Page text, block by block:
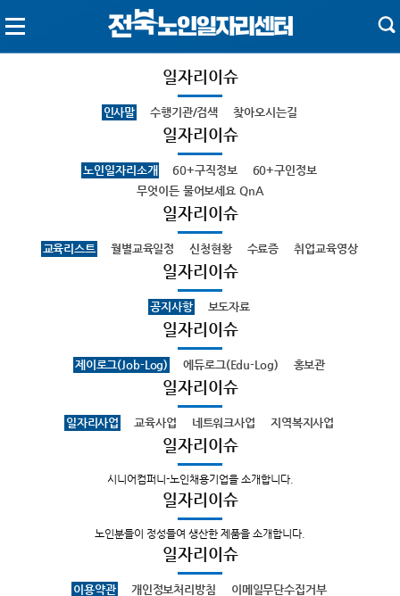
일자리이슈
인사말 수행기관/검색 찾아오시는길
일자리이슈
노인일자리소개 60+구직정보
60+구인정보
무엇이든 물어보세요 QnA
일자리이슈
교육리스트 월별교육일정 신청현황 수료증 취업교육영상
일자리이슈
공지사항 보도자료
일자리이슈
제이로그(Job-Log) 에듀로그(Edu-Log) 홍보관
일자리이슈
일자리사업 교육사업 네트워크사업 지역복지사업
일자리이슈
시니어컴퍼니-노인채용기업을 소개합니다.
일자리이슈
노인분들이 정성들여 생산한 제품을 소개합니다.
일자리이슈
이용약관 개인정보처리방침 이메일무단수집거부